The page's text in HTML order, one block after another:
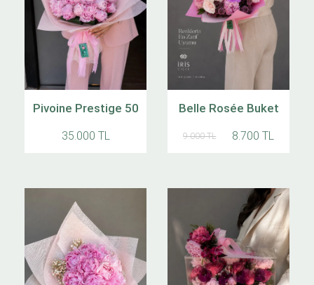
Pivoine Prestige 50
35.000 TL
Belle Rosée Buket
9.000 TL 8.700 TL